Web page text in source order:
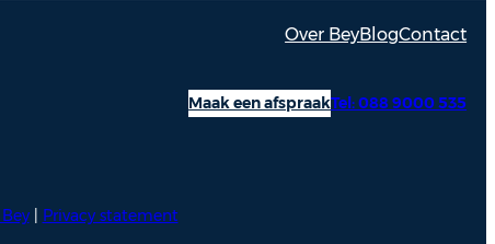
Over BeyBlogContact
Maak een afspraakTel: 088 9000 535
| Privacy statement